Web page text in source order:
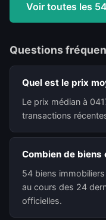
Voir toutes les
Questions
Quel est le prix
Le prix médian à
transactions
Combien de biens
54 biens
au cours des 24
officielles.